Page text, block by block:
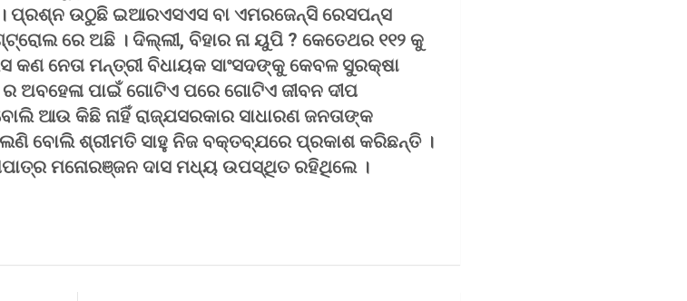
। ପ୍ରଶ୍ନ ଉଠୁଛି ଇଆରଏସଏସ ବା ଏମରଜେନ୍ସି ରେସପନ୍ସ
ରେ ଅଛି । ଦିଲ୍ଲୀ, ବିହାର ନା ୟୁପି ? କେତେଥର ୧୧୨ କୁ
କଣ ନେତା ମନ୍ତ୍ରୀ ବିଧାୟକ ସାଂସଦଙ୍କୁ କେବଳ ସୁରକ୍ଷା
ଅବହେଳା ପାଇଁ ଗୋଟିଏ ପରେ ଗୋଟିଏ ଜୀବନ ଦୀପ
ଆଉ କିଛି ନାହିଁ ରାଜ୍ଯସରକାର ସାଧାରଣ ଜନତାଙ୍କ
ବୋଲି ଶ୍ରୀମତି ସାହୁ ନିଜ ବକ୍ତବ୍ଯରେ ପ୍ରକାଶ କରିଛନ୍ତି ।
ମନୋରଞ୍ଜନ ଦାସ ମଧ୍ୟ ଉପସ୍ଥିତ ରହିଥିଲେ ।